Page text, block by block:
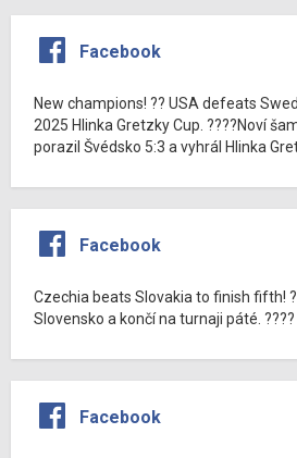
Facebook
New champions! ?? USA defeats
2025 Hlinka Gretzky Cup. ????Noví
porazil Švédsko 5:3 a vyhrál Hlinka
Facebook
Czechia beats Slovakia to finish fifth!
Slovensko a končí na turnaji páté. ????
Facebook